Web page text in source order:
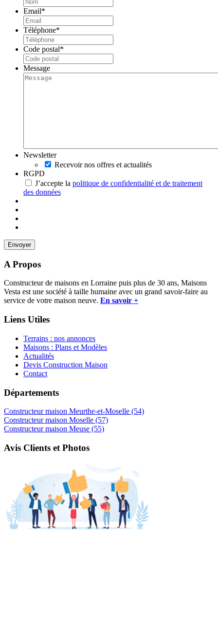
Email*
Téléphone*
Code postal*
Message
Newsletter
Recevoir nos offres et actualités
RGPD
J’accepte la politique de confidentialité et de traitement
des données
A Propos
Constructeur de maisons en Lorraine puis plus de 30 ans, Maisons
Vesta est une société à taille humaine avec un grand savoir-faire au
service de votre maison neuve. En savoir +
Liens Utiles
Terrains : nos annonces
Maisons : Plans et Modèles
Actualités
Devis Construction Maison
Contact
Départements
Constructeur maison Meurthe-et-Moselle (54)
Constructeur maison Moselle (57)
Constructeur maison Meuse (55)
Avis Clients et Photos